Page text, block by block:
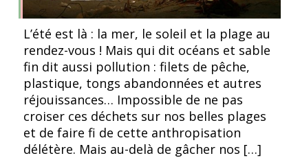
L’été est là : la mer, le soleil et la plage au
rendez-vous ! Mais qui dit océans et sable
fin dit aussi pollution : filets de pêche,
plastique, tongs abandonnées et autres
réjouissances… Impossible de ne pas
croiser ces déchets sur nos belles plages
et de faire fi de cette anthropisation
délétère. Mais au-delà de gâcher nos […]